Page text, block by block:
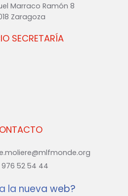
Marraco Ramón 8
Zaragoza
976 52 54 44
SECRETARÍA
la nueva web?